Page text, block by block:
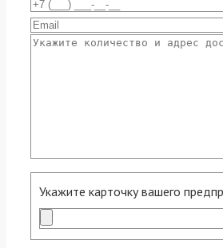
Укажите карточку вашего